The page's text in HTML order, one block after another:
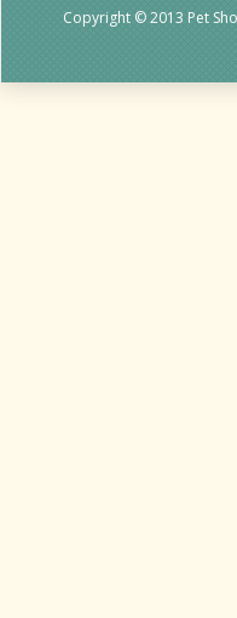
Copyright © 2013 Pet